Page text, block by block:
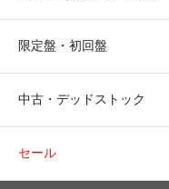
限定盤・初回盤
中古・デッドストック
セール